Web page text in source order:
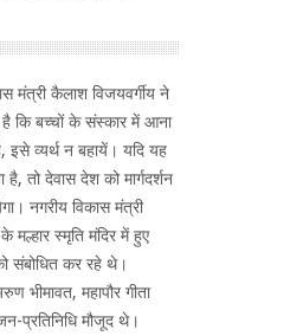
मंत्री कैलाश विजयवर्गीय ने
कि बच्चों के संस्कार में आना
व्यर्थ न बहायें। यदि यह
है, तो देवास देश को मार्गदर्शन
नगरीय विकास मंत्री
मल्हार स्मृति मंदिर में हुए
संबोधित कर रहे थे।
भीमावत, महापौर गीता
प्रतिनिधि मौजूद थे।